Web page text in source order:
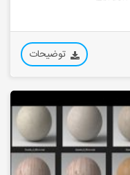
توضیحات